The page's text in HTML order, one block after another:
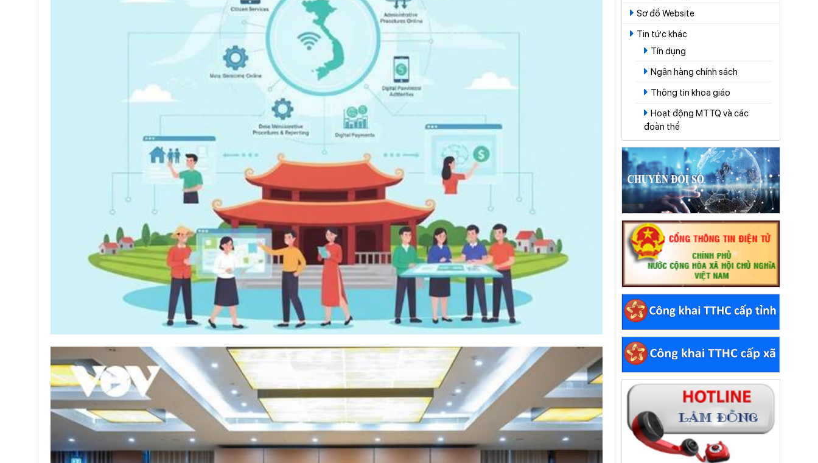
Sơ đồ Website
Tin tức khác
Tín dụng
Ngân hàng chính sách
Thông tin khoa giáo
Hoạt động MTTQ và các
đoàn thể